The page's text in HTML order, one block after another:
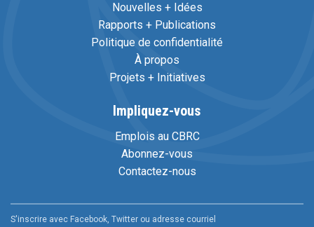
Nouvelles + Idées
Rapports + Publications
Politique de confidentialité
À propos
Projets + Initiatives
Impliquez-vous
Emplois au CBRC
Abonnez-vous
Contactez-nous
S'inscrire avec Facebook, Twitter ou adresse courriel